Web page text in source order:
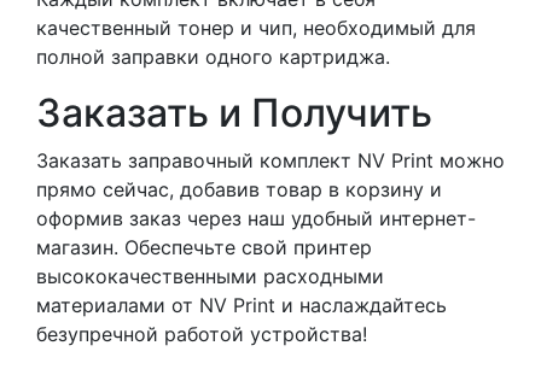
качественный тонер и чип, необходимый для
полной заправки одного картриджа.
Заказать и Получить
Заказать заправочный комплект NV Print можно
прямо сейчас, добавив товар в корзину и
оформив заказ через наш удобный интернет-
магазин. Обеспечьте свой принтер
высококачественными расходными
материалами от NV Print и наслаждайтесь
безупречной работой устройства!